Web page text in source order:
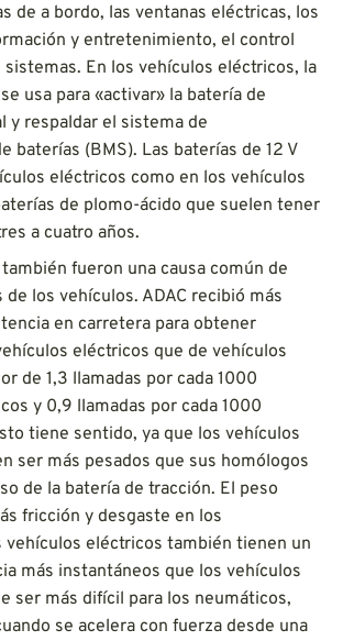
de a bordo, las ventanas eléctricas, los
y entretenimiento, el control
En los vehículos eléctricos, la
usa para «activar» la batería de
y respaldar el sistema de
baterías (BMS). Las baterías de 12 V
eléctricos como en los vehículos
de plomo-ácido que suelen tener
a cuatro años.
fueron una causa común de
de los vehículos. ADAC recibió más
en carretera para obtener
eléctricos que de vehículos
de 1,3 llamadas por cada 1000
y 0,9 llamadas por cada 1000
tiene sentido, ya que los vehículos
ser más pesados que sus homólogos
de la batería de tracción. El peso
fricción y desgaste en los
vehículos eléctricos también tienen un
más instantáneos que los vehículos
ser más difícil para los neumáticos,
se acelera con fuerza desde una